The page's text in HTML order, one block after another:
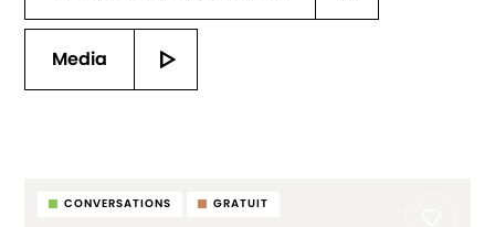
Media
CONVERSATIONS GRATUIT